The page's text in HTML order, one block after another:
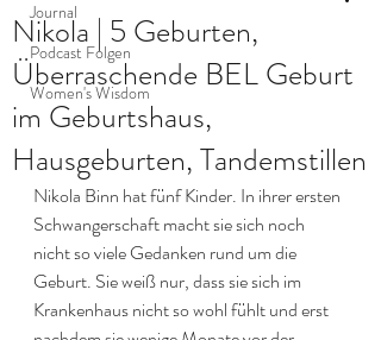
Journal
Podcast Folgen
Women's Wisdom
Nikola | 5 Geburten,
Überraschende BEL Geburt
im Geburtshaus,
Hausgeburten, Tandemstillen
Nikola Binn hat fünf Kinder. In ihrer ersten
Schwangerschaft macht sie sich noch
nicht so viele Gedanken rund um die
Geburt. Sie weiß nur, dass sie sich im
Krankenhaus nicht so wohl fühlt und erst